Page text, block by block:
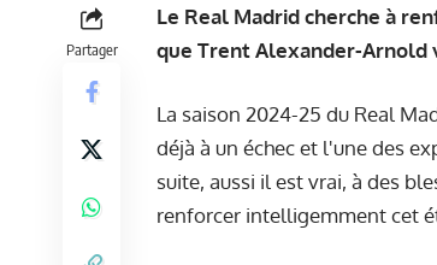
Partager
Le Real Madrid cherche à
que Trent Alexander-Arnold
La saison 2024-25 du Real
déjà à un échec et l'une des
suite, aussi il est vrai, à des
renforcer intelligemment cet